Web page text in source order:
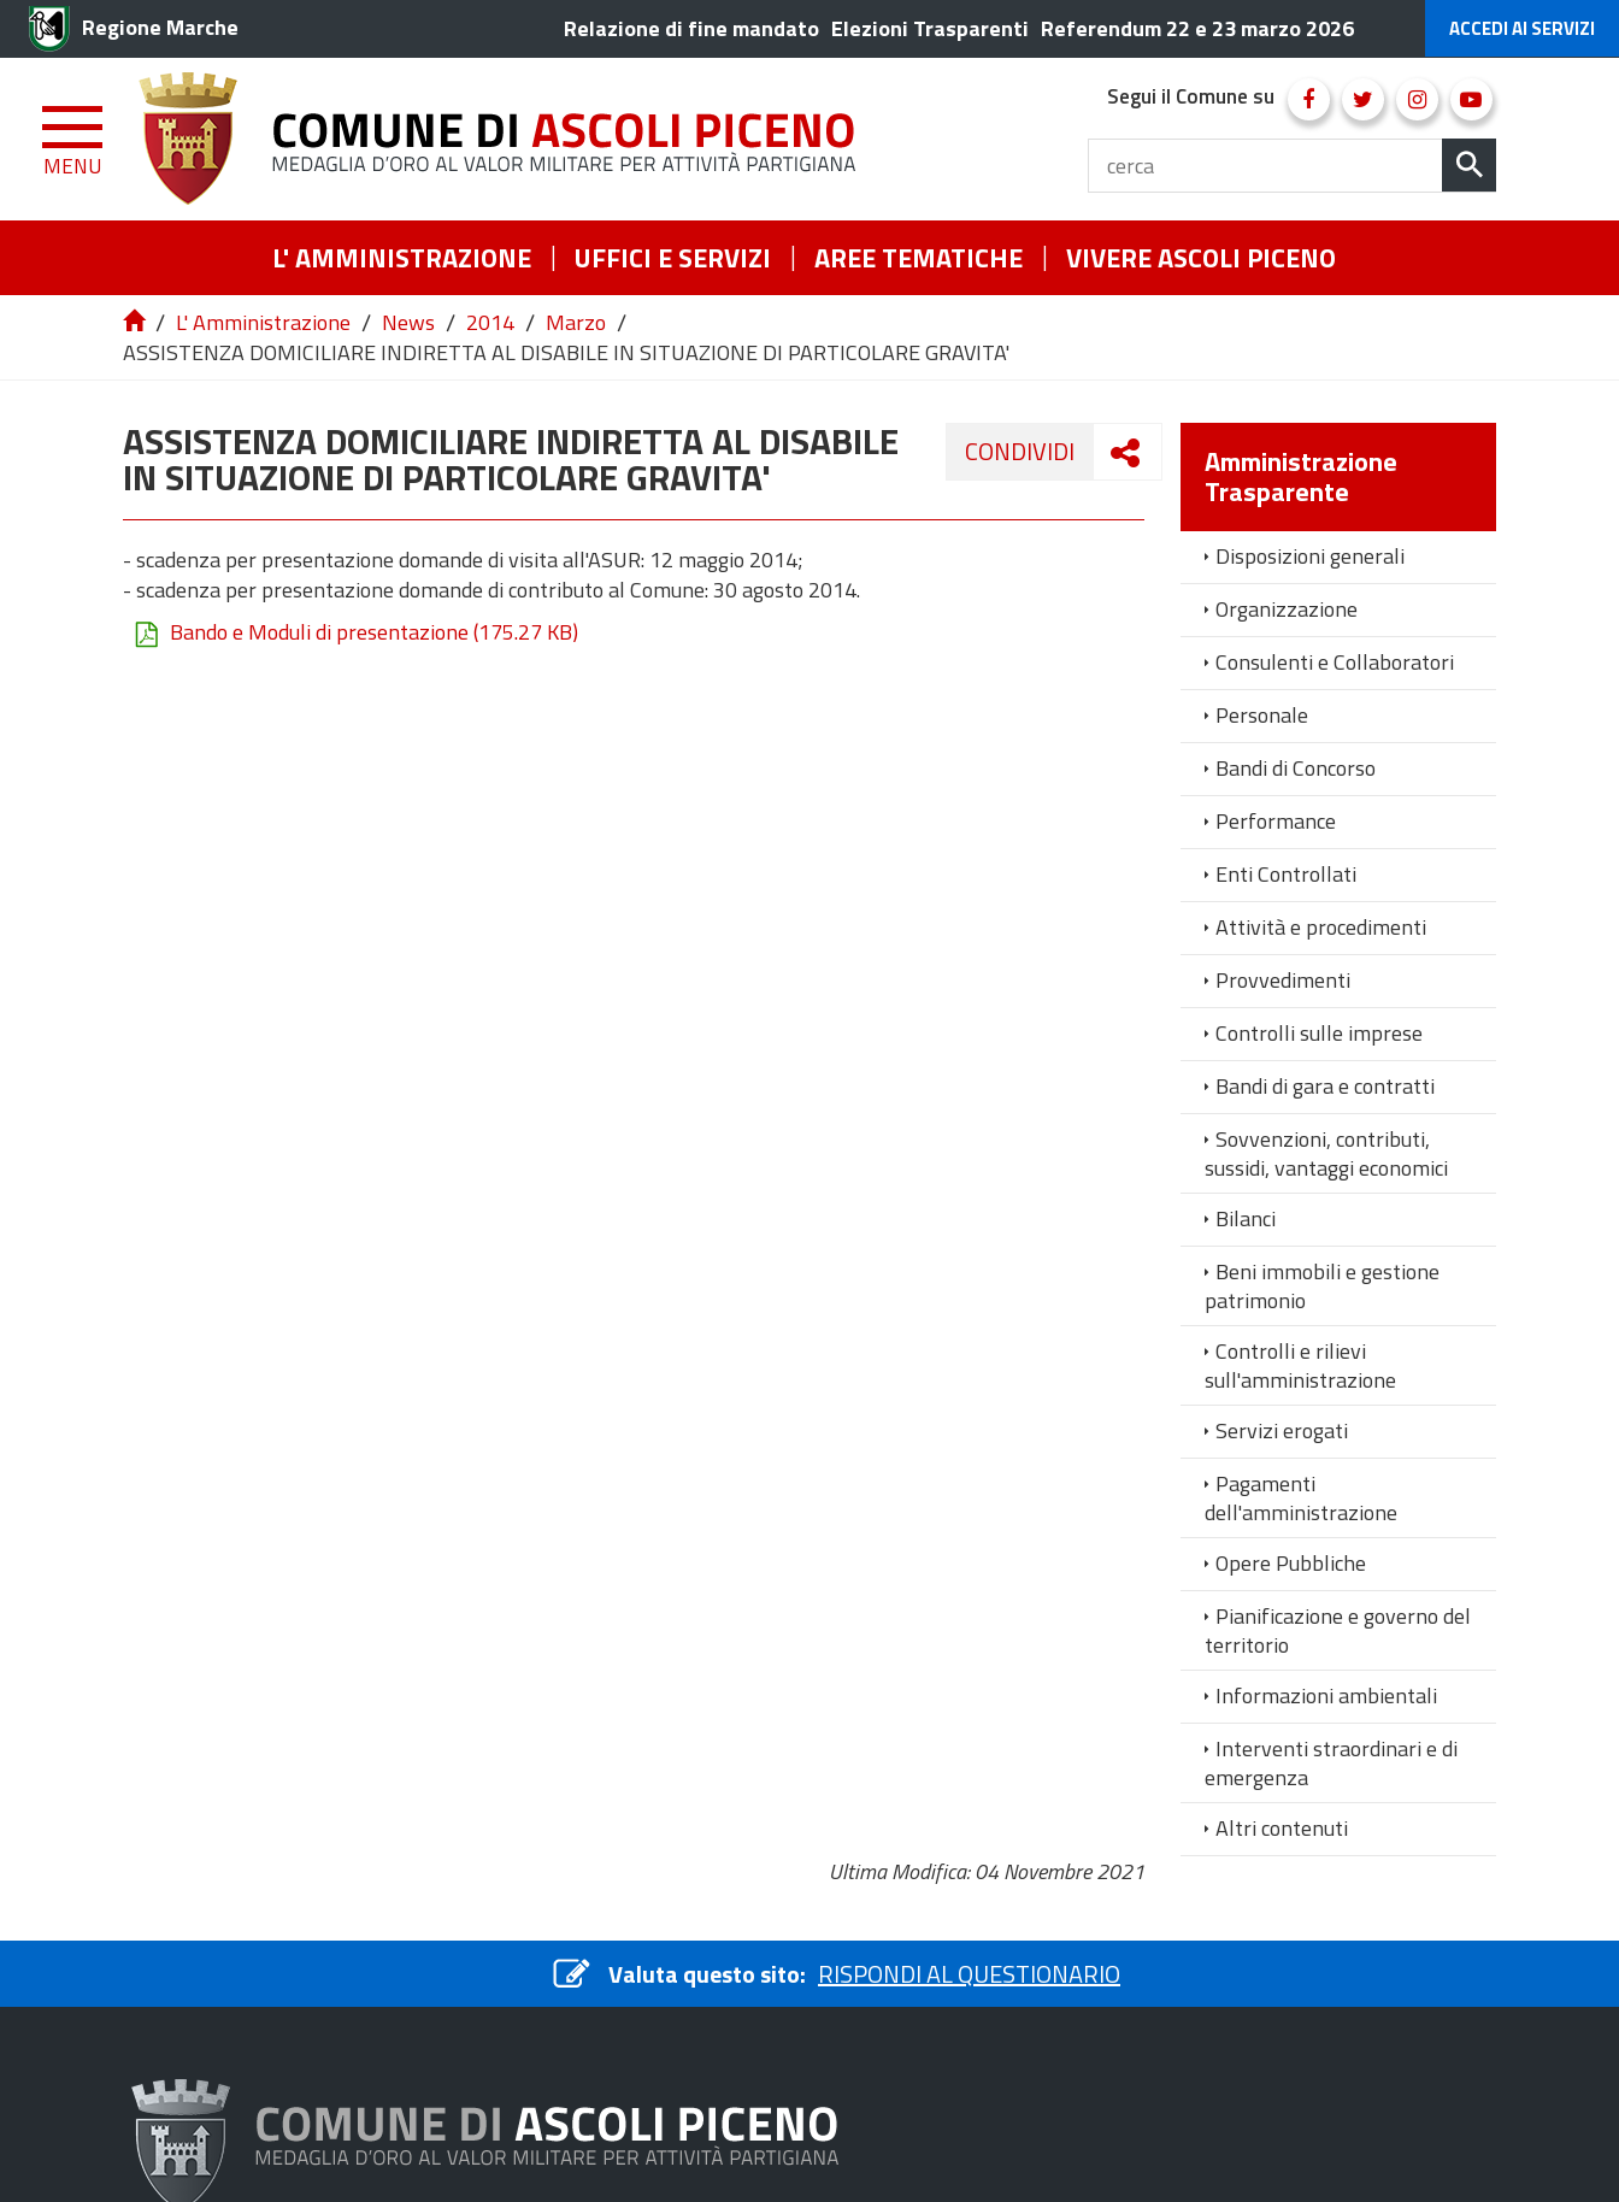
Regione Marche Relazione di fine mandato Elezioni Trasparenti Referendum 22 e 23 marzo 2026 ACCEDI AI SERVIZI
MENU
Segui il Comune su
L' AMMINISTRAZIONE UFFICI E SERVIZI AREE TEMATICHE VIVERE ASCOLI PICENO
/ L' Amministrazione / News / 2014 / Marzo /
ASSISTENZA DOMICILIARE INDIRETTA AL DISABILE IN SITUAZIONE DI PARTICOLARE GRAVITA'
CONDIVIDI
ASSISTENZA DOMICILIARE INDIRETTA AL DISABILE
IN SITUAZIONE DI PARTICOLARE GRAVITA'
- scadenza per presentazione domande di visita all'ASUR: 12 maggio 2014;
- scadenza per presentazione domande di contributo al Comune: 30 agosto 2014.
Bando e Moduli di presentazione(175.27 KB)
Amministrazione
Trasparente
Disposizioni generali
Organizzazione
Consulenti e Collaboratori
Personale
Bandi di Concorso
Performance
Enti Controllati
Attività e procedimenti
Provvedimenti
Controlli sulle imprese
Bandi di gara e contratti
Sovvenzioni, contributi,
sussidi, vantaggi economici
Bilanci
Beni immobili e gestione
patrimonio
Controlli e rilievi
sull'amministrazione
Servizi erogati
Pagamenti
dell'amministrazione
Opere Pubbliche
Pianificazione e governo del
territorio
Informazioni ambientali
Interventi straordinari e di
emergenza
Altri contenuti
Ultima Modifica: 04 Novembre 2021
Valuta questo sito: RISPONDI AL QUESTIONARIO